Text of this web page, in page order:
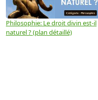
Philosophie: Le droit divin est-il
naturel ? (plan détaillé)